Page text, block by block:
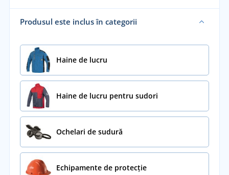
Produsul este inclus în categorii
Haine de lucru
Haine de lucru pentru sudori
Ochelari de sudură
Echipamente de protecție